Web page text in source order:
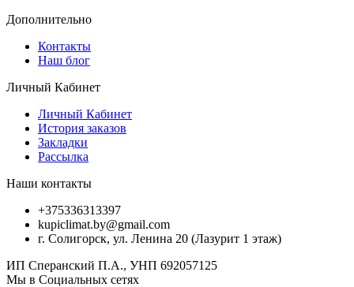
Дополнительно
Контакты
Наш блог
Личный Кабинет
Личный Кабинет
История заказов
Закладки
Рассылка
Наши контакты
+375336313397
kupiclimat.by@gmail.com
г. Солигорск, ул. Ленина 20 (Лазурит 1 этаж)
ИП Сперанский П.А., УНП 692057125
Мы в Социальных сетях